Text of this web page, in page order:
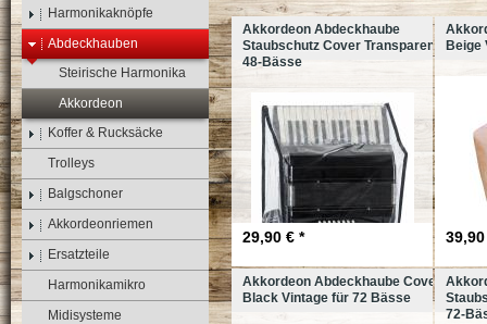
Harmonikaknöpfe
Abdeckhauben
Steirische Harmonika
Akkordeon
Koffer & Rucksäcke
Trolleys
Balgschoner
Akkordeonriemen
Ersatzteile
Harmonikamikro
Midisysteme
Akkordeon Abdeckhaube
Staubschutz Cover Transparent,
48-Bässe
29,90 € *
Beige
Akkordeon Abdeckhaube Cover
Black Vintage für 72 Bässe
72-